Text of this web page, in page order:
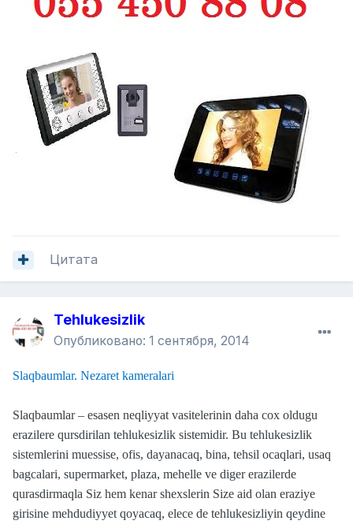
Цитата
Tehlukesizlik
Опубликовано: 1 сентября, 2014
Slaqbaumlar. Nezaret kameralari
Slaqbaumlar – esasen neqliyyat vasitelerinin daha cox oldugu
erazilere qursdirilan tehlukesizlik sistemidir. Bu tehlukesizlik
sistemlerini muessise, ofis, dayanacaq, bina, tehsil ocaqlari, usaq
bagcalari, supermarket, plaza, mehelle ve diger erazilerde
qurasdirmaqla Siz hem kenar shexslerin Size aid olan eraziye
girisine mehdudiyyet qoyacaq, elece de tehlukesizliyin qeydine